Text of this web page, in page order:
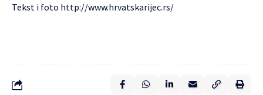
Tekst i foto http://www.hrvatskarijec.rs/